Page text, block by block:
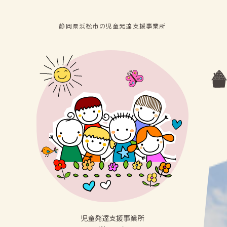
静岡県浜松市の児童発達⽀援事業所
児童発達⽀援事業所